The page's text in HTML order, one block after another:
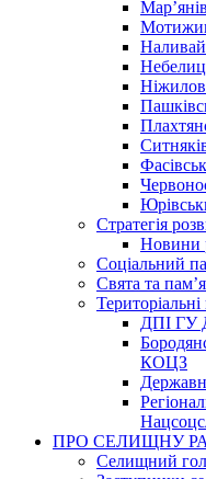
Стратегія
Новини
Соціальний
Свята та
ДПІ ГУ
КОЦЗ
ПРО СЕЛИЩНУ
Селищний